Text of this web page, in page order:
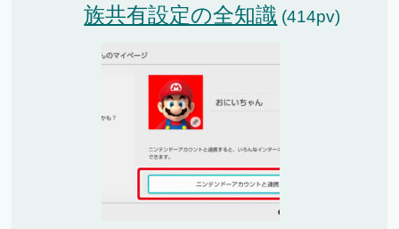
族共有設定の全知識 (414pv)